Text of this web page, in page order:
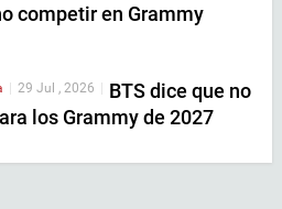
competir en Grammy
29 Jul , 2026
BTS dice que no
los Grammy de 2027